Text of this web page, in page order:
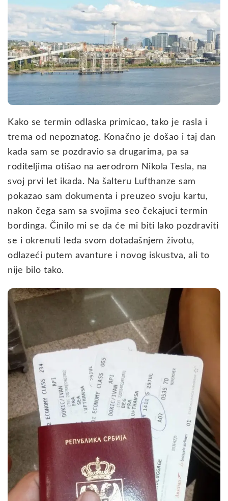
Kako se termin odlaska primicao, tako je rasla i
trema od nepoznatog. Konačno je došao i taj dan
kada sam se pozdravio sa drugarima, pa sa
roditeljima otišao na aerodrom Nikola Tesla, na
svoj prvi let ikada. Na šalteru Lufthanze sam
pokazao sam dokumenta i preuzeo svoju kartu,
nakon čega sam sa svojima seo čekajuci termin
bordinga. Činilo mi se da će mi biti lako pozdraviti
se i okrenuti leđa svom dotadašnjem životu,
odlazeći putem avanture i novog iskustva, ali to
nije bilo tako.